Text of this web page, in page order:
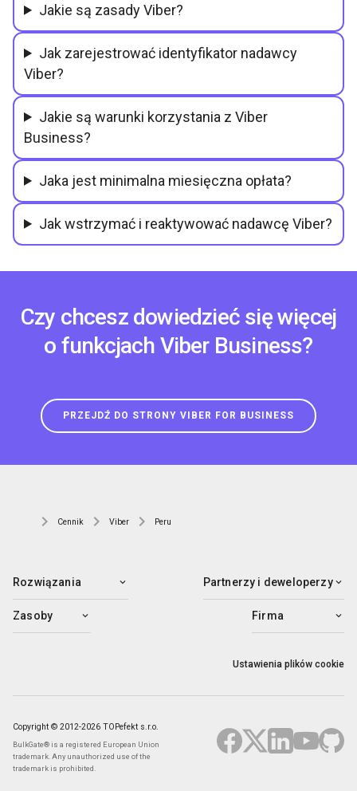
Jakie są zasady Viber?
Jak zarejestrować identyfikator nadawcy
Viber?
Jakie są warunki korzystania z Viber
Business?
Jaka jest minimalna miesięczna opłata?
Jak wstrzymać i reaktywować nadawcę Viber?
Czy chcesz dowiedzieć się więcej
o funkcjach Viber Business?
PRZEJDŹ DO STRONY VIBER FOR BUSINESS
Cennik Viber Peru
Rozwiązania Partnerzy i deweloperzy
Zasoby Firma
Ustawienia plików cookie
Copyright © 2012-2026 TOPefekt s.r.o.
BulkGate® is a registered European Union
trademark. Any unauthorized use of the
trademark is prohibited.